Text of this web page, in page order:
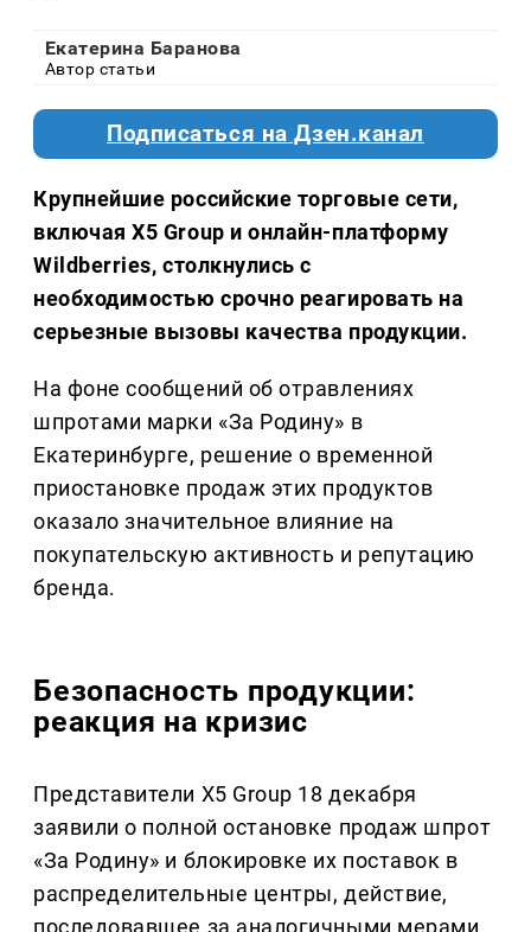
Екатерина Баранова
Автор статьи
Подписаться на Дзен.канал
Крупнейшие российские торговые сети,
включая Х5 Group и онлайн-платформу
Wildberries, столкнулись с
необходимостью срочно реагировать на
серьезные вызовы качества продукции.
На фоне сообщений об отравлениях
шпротами марки «За Родину» в
Екатеринбурге, решение о временной
приостановке продаж этих продуктов
оказало значительное влияние на
покупательскую активность и репутацию
бренда.
Безопасность продукции:
реакция на кризис
Представители Х5 Group 18 декабря
заявили о полной остановке продаж шпрот
«За Родину» и блокировке их поставок в
распределительные центры, действие,
последовавшее за аналогичными мерами